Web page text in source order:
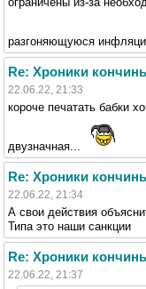
разгоняющуюся
Re: Хроники
22.06.22, 21:33
короче печатать бабки
двузначная...
Re: Хроники
22.06.22, 21:34
А свои действия
Типа это наши санкции
Re: Хроники
22.06.22, 21:37